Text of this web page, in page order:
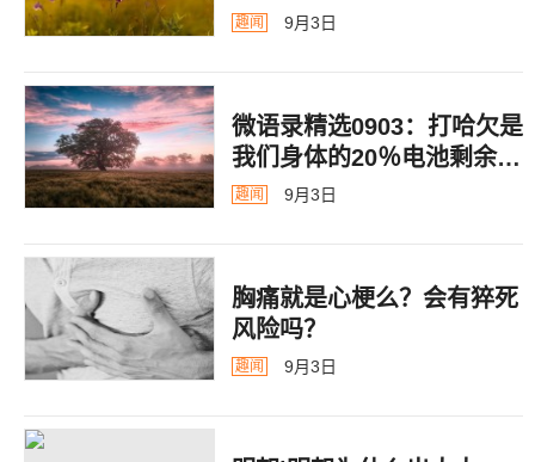
趣闻 9月3日
微语录精选0903：打哈欠是
我们身体的20％电池剩余警
告
趣闻 9月3日
胸痛就是心梗么？会有猝死
风险吗？
趣闻 9月3日